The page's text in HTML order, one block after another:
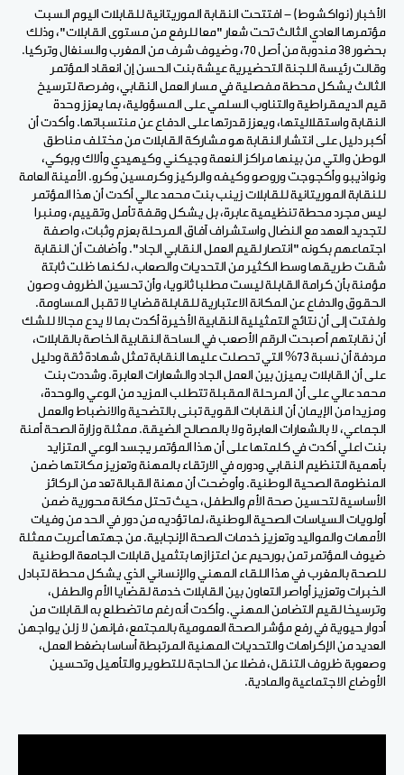
الأخبار (نواكشوط) - افتتحت النقابة الموريتانية للقابلات اليوم السبت
مؤتمرها العادي الثالث تحت شعار "معا للرفع من مستوى القابلات"، وذلك
بحضور 38 مندوبة من أصل 70، وضيوف شرف من المغرب والسنغال وتركيا.
وقالت رئيسة اللجنة التحضيرية عيشة بنت الحسن إن انعقاد المؤتمر
الثالث يشكل محطة مفصلية في مسار العمل النقابي، وفرصة لترسيخ
قيم الديمقراطية والتناوب السلمي على المسؤولية، بما يعزز وحدة
النقابة واستقلاليتها، ويعزز قدرتها على الدفاع عن منتسباتها. وأكدت أن
أكبر دليل على انتشار النقابة هو مشاركة القابلات من مختلف مناطق
الوطن والتي من بينها مراكز النعمة وجيكني وكيهيدي وألاك وبوكي،
ونواذيبو وأكجوجت وروصو وكيفه والركيز وكرمسين وكرو. الأمينة العامة
للنقابة الموريتانية للقابلات زينب بنت محمد عالي أكدت أن هذا المؤتمر
ليس مجرد محطة تنظيمية عابرة، بل يشكل وقفة تأمل وتقييم، ومنبرا
لتجديد العهد مع النضال واستشراف آفاق المرحلة بعزم وثبات، واصفة
اجتماعهم بكونه "انتصار لقيم العمل النقابي الجاد". وأضافت أن النقابة
شقت طريقها وسط الكثير من التحديات والصعاب، لكنها ظلت ثابتة
مؤمنة بأن كرامة القابلة ليست مطلبا ثانويا، وأن تحسين الظروف وصون
الحقوق والدفاع عن المكانة الاعتبارية للقابلة قضايا لا تقبل المساومة.
ولفتت إلى أن نتائج التمثيلية النقابية الأخيرة أكدت بما لا يدع مجالا للشك
أن نقابتهم أصبحت الرقم الأصعب في الساحة النقابية الخاصة بالقابلات،
مردفة أن نسبة 73% التي تحصلت عليها النقابة تمثل شهادة ثقة ودليل
على أن القابلات يميزن بين العمل الجاد والشعارات العابرة. وشددت بنت
محمد عالي على أن المرحلة المقبلة تتطلب المزيد من الوعي والوحدة،
ومزيدا من الإيمان أن النقابات القوية تبنى بالتضحية والانضباط والعمل
الجماعي، لا بالشعارات العابرة ولا بالمصالح الضيقة. ممثلة وزارة الصحة أمنة
بنت اعلي أكدت في كلمتها على أن هذا المؤتمر يجسد الوعي المتزايد
بأهمية التنظيم النقابي ودوره في الارتقاء بالمهنة وتعزيز مكانتها ضمن
المنظومة الصحية الوطنية. وأوضحت أن مهنة القبالة تعد من الركائز
الأساسية لتحسين صحة الأم والطفل، حيث تحتل مكانة محورية ضمن
أولويات السياسات الصحية الوطنية، لما تؤديه من دور في الحد من وفيات
الأمهات والمواليد وتعزيز خدمات الصحة الإنجابية. من جهتها أعربت ممثلة
ضيوف المؤتمر تمن بورحيم عن اعتزازها بتثميل قابلات الجامعة الوطنية
للصحة بالمغرب في هذا اللقاء المهني والإنساني الذي يشكل محطة لتبادل
الخبرات وتعزيز أواصر التعاون بين القابلات خدمة لقضايا الأم والطفل،
وترسيخا لقيم التضامن المهني. وأكدت أنه رغم ما تضطلع به القابلات من
أدوار حيوية في رفع مؤشر الصحة العمومية بالمجتمع، فإنهن لا زلن يواجهن
العديد من الإكراهات والتحديات المهنية المرتبطة أساسا بضغط العمل،
وصعوبة ظروف التنقل، فضلا عن الحاجة للتطوير والتأهيل وتحسين
الأوضاع الاجتماعية والمادية.